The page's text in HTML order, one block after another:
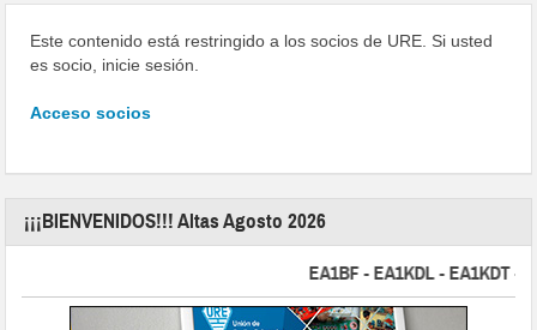
Este contenido está restringido a los socios de URE. Si usted
es socio, inicie sesión.
Acceso socios
¡¡¡BIENVENIDOS!!! Altas Agosto 2026
EA1BF - EA1KDL - EA1KDT -